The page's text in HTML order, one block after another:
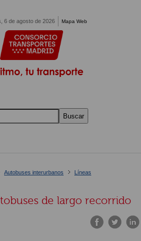
6 de agosto de 2026 Mapa Web
Buscar
Autobuses interurbanos
Líneas
de largo recorrido